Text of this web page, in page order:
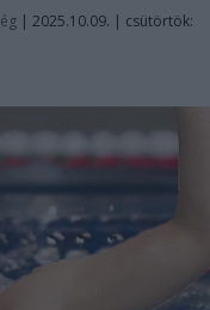
| 2025.10.09. | csütörtök: